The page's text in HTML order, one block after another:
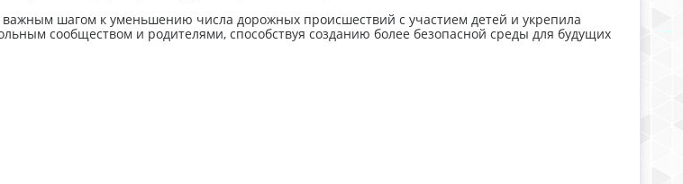
важным шагом к уменьшению числа дорожных происшествий с участием детей и укрепила
сообществом и родителями, способствуя созданию более безопасной среды для будущих